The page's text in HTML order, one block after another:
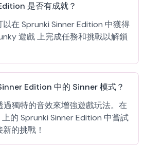
是否有成就？
以在 Sprunki Sinner Edition 中獲得
遊戲 上完成任務和挑戰以解鎖
Edition 中的 Sinner 模式？
過獨特的音效來增強遊戲玩法。在
的 Sprunki Sinner Edition 中嘗試
的挑戰！